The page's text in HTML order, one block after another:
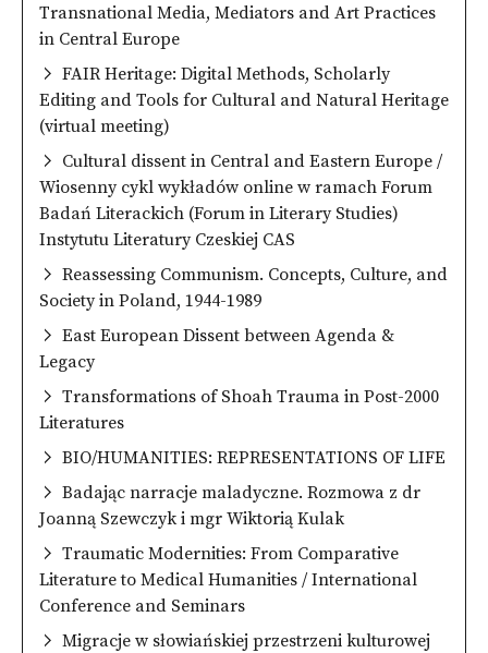
Transnational Media, Mediators and Art Practices
in Central Europe
FAIR Heritage: Digital Methods, Scholarly
Editing and Tools for Cultural and Natural Heritage
(virtual meeting)
Cultural dissent in Central and Eastern Europe /
Wiosenny cykl wykładów online w ramach Forum
Badań Literackich (Forum in Literary Studies)
Instytutu Literatury Czeskiej CAS
Reassessing Communism. Concepts, Culture, and
Society in Poland, 1944-1989
East European Dissent between Agenda &
Legacy
Transformations of Shoah Trauma in Post-2000
Literatures
BIO/HUMANITIES: REPRESENTATIONS OF LIFE
Badając narracje maladyczne. Rozmowa z dr
Joanną Szewczyk i mgr Wiktorią Kulak
Traumatic Modernities: From Comparative
Literature to Medical Humanities / International
Conference and Seminars
Migracje w słowiańskiej przestrzeni kulturowej